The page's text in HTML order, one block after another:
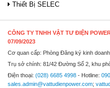
Thiết Bị SELEC
CÔNG TY TNHH VẬT TƯ ĐIỆN
07/09/2023
Cơ quan cấp: Phòng Đăng ký kinh
Trụ sở chính: 81/42 Đường Số 2, khu
Điện thoại: (028) 6685 4998 - Hotline:
sales.admin@vattudienpower.com;